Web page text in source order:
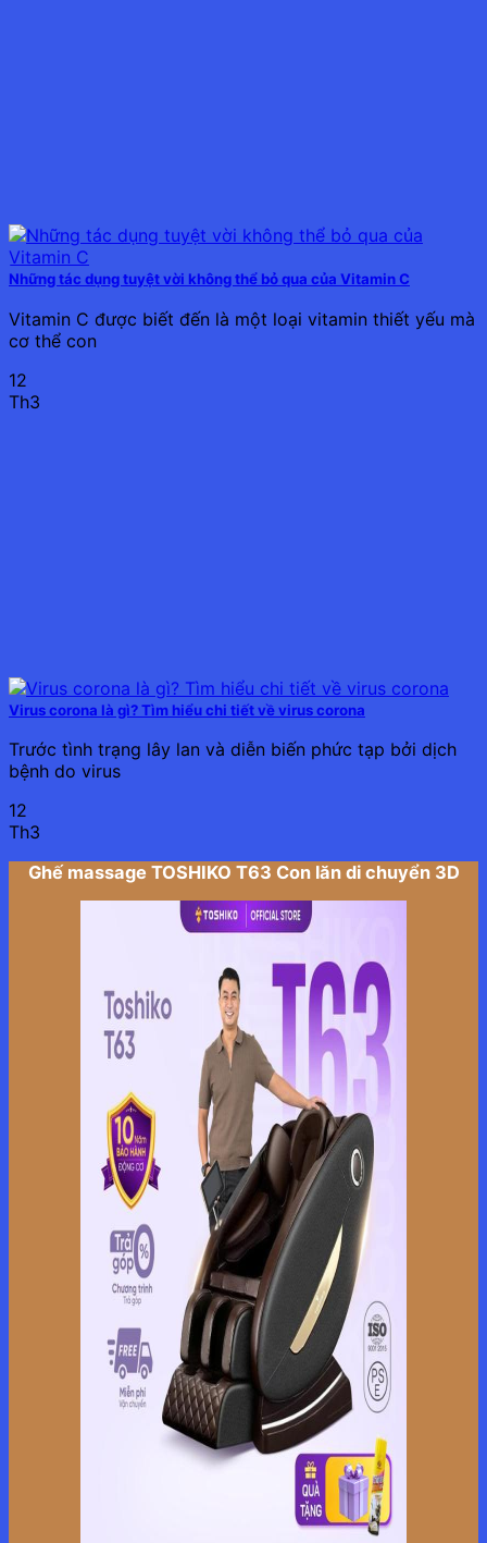
Những tác dụng tuyệt vời không thể bỏ qua của Vitamin C
Vitamin C được biết đến là một loại vitamin thiết yếu mà
cơ thể con
12
Th3
Virus corona là gì? Tìm hiểu chi tiết về virus corona
Trước tình trạng lây lan và diễn biến phức tạp bởi dịch
bệnh do virus
12
Th3
Ghế massage TOSHIKO T63 Con lăn di chuyển 3D